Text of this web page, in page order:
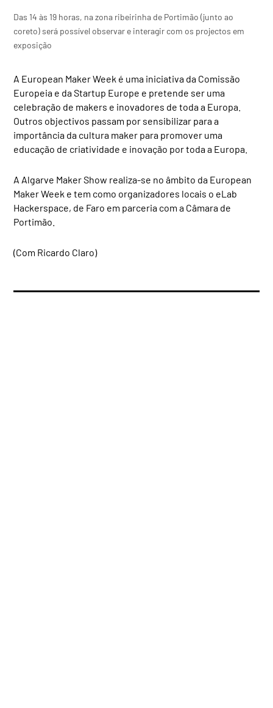
Das 14 às 19 horas, na zona ribeirinha de Portimão (junto ao
coreto) será possível observar e interagir com os projectos em
exposição
A European Maker Week é uma iniciativa da Comissão
Europeia e da Startup Europe e pretende ser uma
celebração de makers e inovadores de toda a Europa.
Outros objectivos passam por sensibilizar para a
importância da cultura maker para promover uma
educação de criatividade e inovação por toda a Europa.
A Algarve Maker Show realiza-se no âmbito da European
Maker Week e tem como organizadores locais o eLab
Hackerspace, de Faro em parceria com a Câmara de
Portimão.
(Com Ricardo Claro)